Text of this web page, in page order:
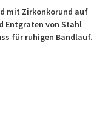
mit Zirkonkorund auf
Entgraten von Stahl
für ruhigen Bandlauf.